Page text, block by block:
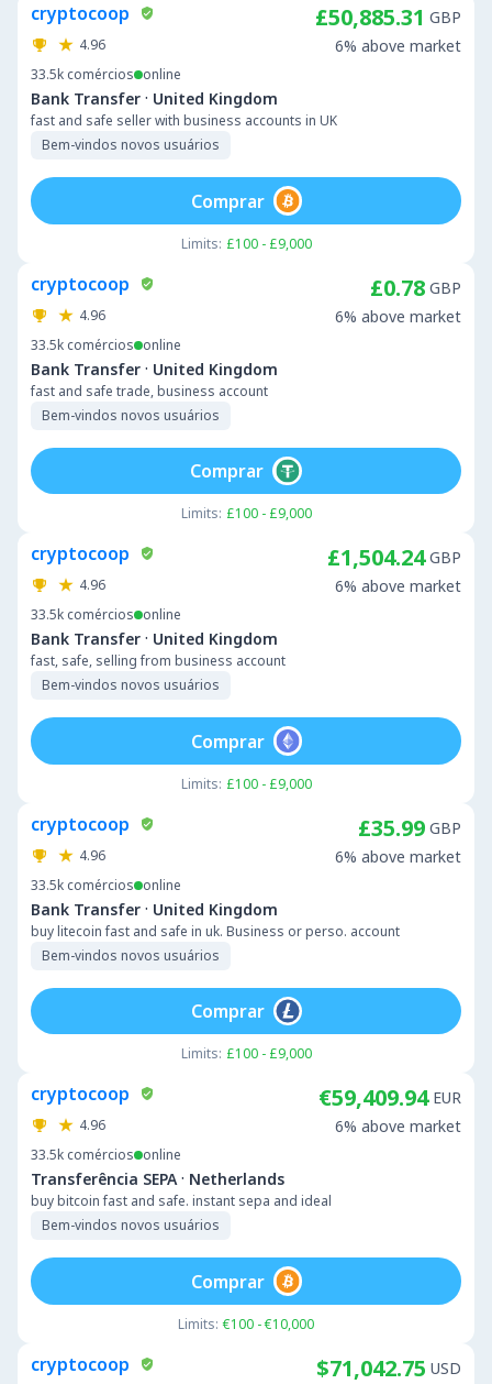
cryptocoop
4.96
33.5k comércios online
Bank Transfer · United Kingdom
fast and safe seller with business accounts in UK
Bem-vindos novos usuários
£50,885.31 GBP
6% above market
Limits: £100 - £9,000
Comprar
cryptocoop
4.96
33.5k comércios online
Bank Transfer · United Kingdom
fast and safe trade, business account
Bem-vindos novos usuários
£0.78 GBP
6% above market
Limits: £100 - £9,000
Comprar
cryptocoop
4.96
33.5k comércios online
Bank Transfer · United Kingdom
fast, safe, selling from business account
Bem-vindos novos usuários
£1,504.24 GBP
6% above market
Limits: £100 - £9,000
Comprar
cryptocoop
4.96
33.5k comércios online
Bank Transfer · United Kingdom
buy litecoin fast and safe in uk. Business or perso. account
Bem-vindos novos usuários
£35.99 GBP
6% above market
Limits: £100 - £9,000
Comprar
cryptocoop
4.96
33.5k comércios online
Transferência SEPA · Netherlands
buy bitcoin fast and safe. instant sepa and ideal
Bem-vindos novos usuários
€59,409.94 EUR
6% above market
Limits: €100 - €10,000
Comprar
cryptocoop $71,042.75 USD